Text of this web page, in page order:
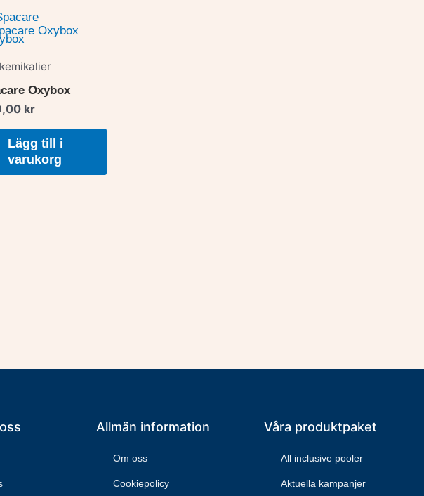
Oxybox
kr
Lägg till i
varukorg
Allmän information
Om oss
Cookiepolicy
Våra produktpaket
All inclusive pooler
Aktuella kampanjer